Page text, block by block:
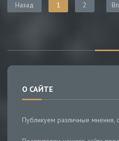
Назад 1 2
О САЙТЕ
Публикуем различные мнения,